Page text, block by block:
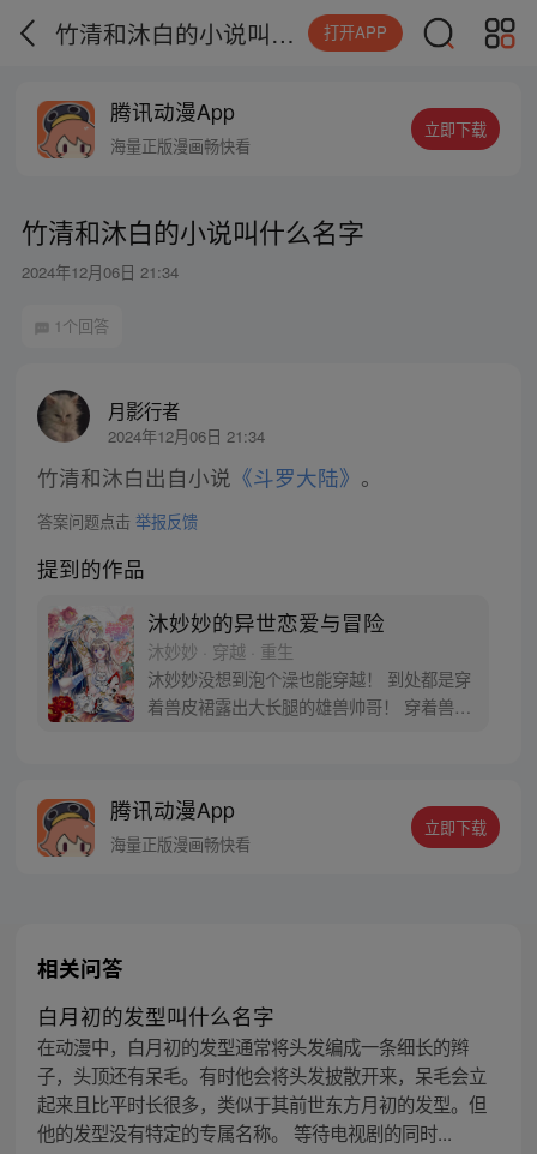
竹清和沐白的小说叫什么名字 打开APP
腾讯动漫App
海量正版漫画畅快看
立即下载
竹清和沐白的小说叫什么名字
2024年12月06日 21:34
1个回答
月影行者
2024年12月06日 21:34
竹清和沐白出自小说 《斗罗大陆》 。
答案问题点击 举报反馈
提到的作品
沐妙妙的异世恋爱与冒险
沐妙妙 · 穿越 · 重生
沐妙妙没想到泡个澡也能穿越！ 到处都是穿
着兽皮裙露出大长腿的雄兽帅哥！ 穿着兽皮
知识！ 好好学习，天天向上！ 穿越兽世，甜
宠来袭！【每周五六日更新】
腾讯动漫App
海量正版漫画畅快看
立即下载
相关问答
白月初的发型叫什么名字
在动漫中，白月初的发型通常将头发编成一条细长的辫
子，头顶还有呆毛。有时他会将头发披散开来，呆毛会立
起来且比平时长很多，类似于其前世东方月初的发型。但
他的发型没有特定的专属名称。 等待电视剧的同时...